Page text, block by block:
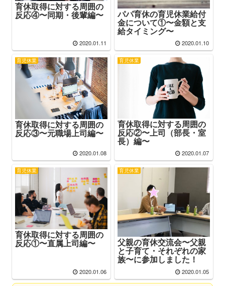
育休取得に対する周囲の
反応④〜同期・後輩編〜
2020.01.11
パパ育休の育児休業給付
金について①〜金額と支
給タイミング〜
2020.01.10
育児休業
育休取得に対する周囲の
反応③〜元職場上司編〜
2020.01.08
育児休業
育休取得に対する周囲の
反応②〜上司（部長・室
長）編〜
2020.01.07
育児休業
育休取得に対する周囲の
反応①〜直属上司編〜
2020.01.06
育児休業
父親の育休交流会〜父親
と子育て・それぞれの家
族〜に参加しました！
2020.01.05